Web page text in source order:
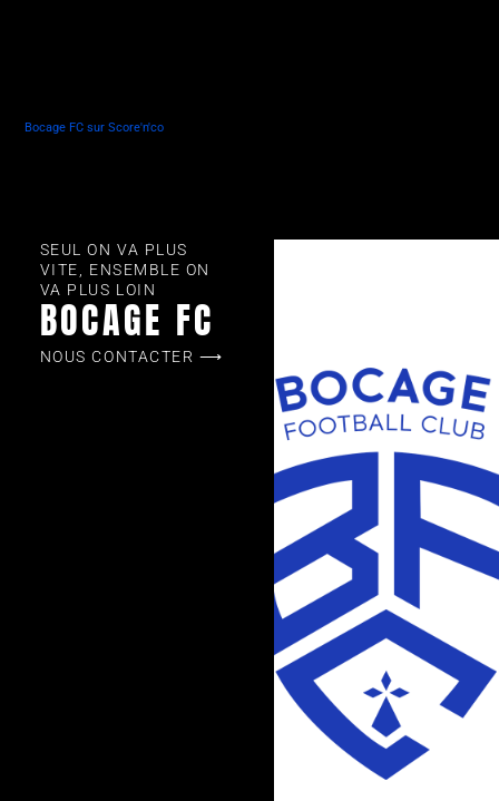
Bocage FC sur Score'n'co
SEUL ON VA PLUS
VITE, ENSEMBLE ON
VA PLUS LOIN
BOCAGE FC
NOUS CONTACTER ⟶